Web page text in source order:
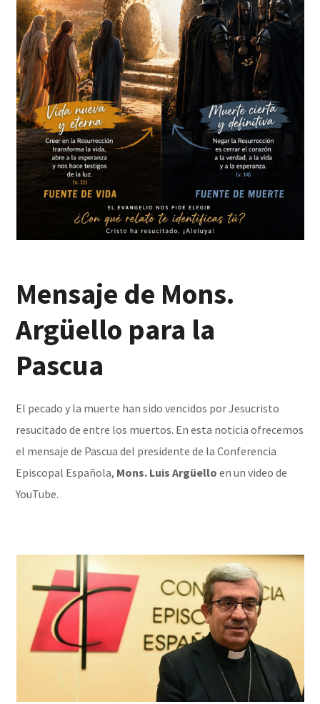
Mensaje de Mons.
Argüello para la
Pascua
El pecado y la muerte han sido vencidos por Jesucristo
resucitado de entre los muertos. En esta noticia ofrecemos
el mensaje de Pascua del presidente de la Conferencia
Episcopal Española, Mons. Luis Argüello en un video de
YouTube.